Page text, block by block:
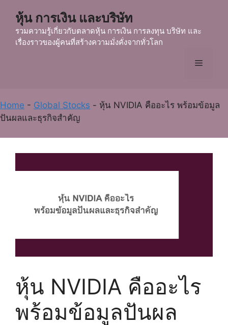
content
หุ้น การเงิน และบริษัท
รวมความรู้เกี่ยวกับตลาดหุ้น การเงิน การลงทุน บริษัท และ
เรื่องราวของผู้คนที่สร้างความมั่งคั่งจากทั่วโลก
Menu
Home - Global Stocks - หุ้น NVIDIA คืออะไร พร้อมข้อมูล
ปันผลและธุรกิจสำคัญ
หุ้น NVIDIA คืออะไร
พร้อมข้อมูลปันผล